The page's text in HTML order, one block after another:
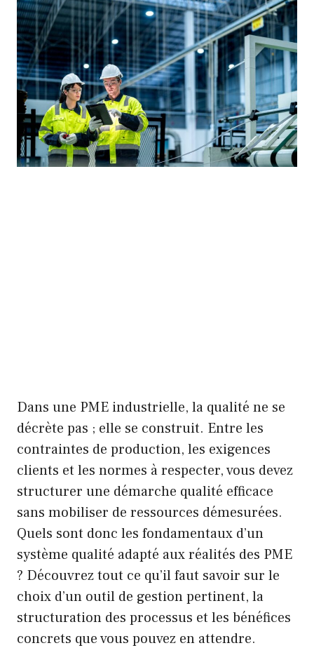
Dans une PME industrielle, la qualité ne se
décrète pas ; elle se construit. Entre les
contraintes de production, les exigences
clients et les normes à respecter, vous devez
structurer une démarche qualité efficace
sans mobiliser de ressources démesurées.
Quels sont donc les fondamentaux d’un
système qualité adapté aux réalités des PME
? Découvrez tout ce qu’il faut savoir sur le
choix d’un outil de gestion pertinent, la
structuration des processus et les bénéfices
concrets que vous pouvez en attendre.